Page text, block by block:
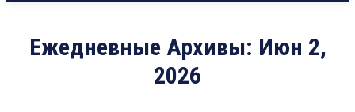
Ежедневные Архивы: Июн 2,
2026